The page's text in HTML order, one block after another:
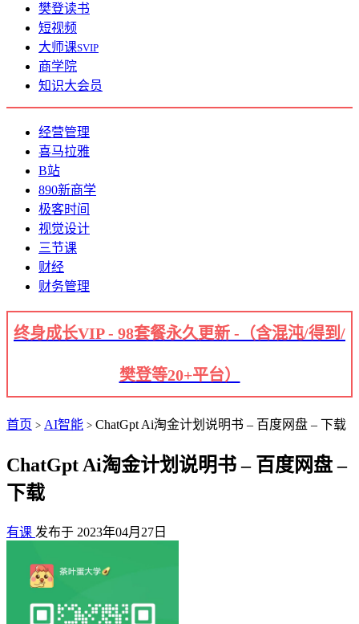
樊登读书
短视频
大师课SVIP
商学院
知识大会员
经营管理
喜马拉雅
B站
890新商学
极客时间
视觉设计
三节课
财经
财务管理
终身成长VIP - 98套餐永久更新 -（含混沌/得到/
樊登等20+平台）
首页 > AI智能 > ChatGpt Ai淘金计划说明书 – 百度网盘 – 下载
ChatGpt Ai淘金计划说明书 – 百度网盘 –
下载
有课 发布于 2023年04月27日